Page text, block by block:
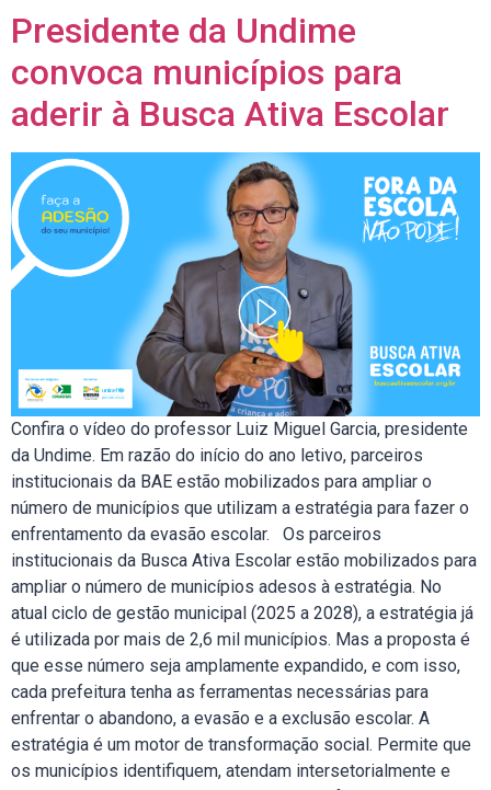
Presidente da Undime
convoca municípios para
aderir à Busca Ativa Escolar
Confira o vídeo do professor Luiz Miguel Garcia, presidente
da Undime. Em razão do início do ano letivo, parceiros
institucionais da BAE estão mobilizados para ampliar o
número de municípios que utilizam a estratégia para fazer o
enfrentamento da evasão escolar. Os parceiros
institucionais da Busca Ativa Escolar estão mobilizados para
ampliar o número de municípios adesos à estratégia. No
atual ciclo de gestão municipal (2025 a 2028), a estratégia já
é utilizada por mais de 2,6 mil municípios. Mas a proposta é
que esse número seja amplamente expandido, e com isso,
cada prefeitura tenha as ferramentas necessárias para
enfrentar o abandono, a evasão e a exclusão escolar. A
estratégia é um motor de transformação social. Permite que
os municípios identifiquem, atendam intersetorialmente e